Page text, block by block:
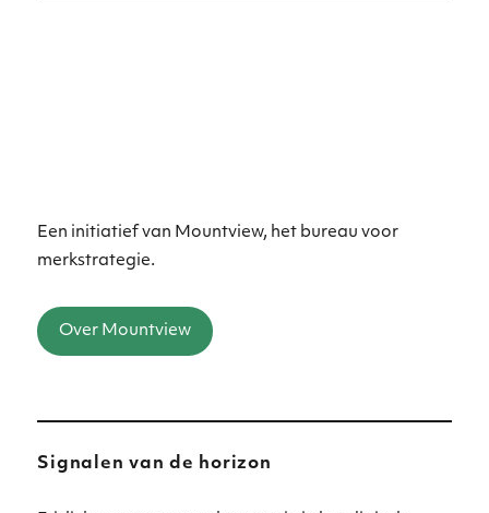
Een initiatief van Mountview, het bureau voor
merkstrategie.
Over Mountview
Signalen van de horizon